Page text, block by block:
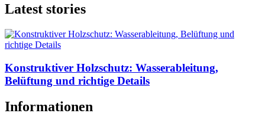
Latest stories
Konstruktiver Holzschutz: Wasserableitung,
Belüftung und richtige Details
Informationen